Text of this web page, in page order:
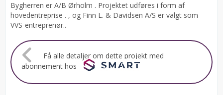
Bygherren er A/B Ørholm . Projektet udføres i form af
hovedentreprise . , og Finn L. & Davidsen A/S er valgt som
VVS-entreprenør..
Få alle detaljer om dette projekt med
abonnement hos